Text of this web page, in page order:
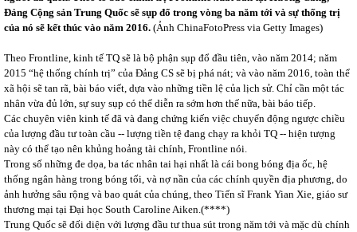
Đảng Cộng sản Trung Quốc sẽ sụp đổ trong vòng ba năm tới và sự thống trị
của nó sẽ kết thúc vào năm 2016. (Ảnh ChinaFotoPress via Getty Images)
Theo Frontline, kinh tế TQ sẽ là bộ phận sụp đổ đầu tiên, vào năm 2014; năm
2015 “hệ thống chính trị” của Đảng CS sẽ bị phá nát; và vào năm 2016, toàn thể
xã hội sẽ tan rã, bài báo viết, dựa vào những tiền lệ của lịch sử. Chỉ cần một tác
nhân vừa đủ lớn, sự suy sụp có thể diễn ra sớm hơn thế nữa, bài báo tiếp.
Các chuyên viên kinh tế đã và đang chứng kiến việc chuyển động ngược chiều
của lượng đầu tư toàn cầu -- lượng tiền tệ đang chạy ra khỏi TQ -- hiện tượng
này có thể tạo nên khủng hoảng tài chính, Frontline nói.
Trong số những đe dọa, ba tác nhân tai hại nhất là cái bong bóng địa ốc, hệ
thống ngân hàng trong bóng tối, và nợ nần của các chính quyền địa phương, do
ảnh hưởng sâu rộng và bao quát của chúng, theo Tiến sĩ Frank Yian Xie, giáo sư
thương mại tại Đại học South Caroline Aiken.(****)
Trung Quốc sẽ đối diện với lượng đầu tư thua sút trong năm tới và mặc dù chính